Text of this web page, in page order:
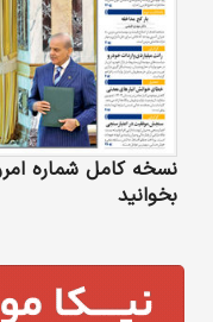
نسخه کامل شماره
بخوانید